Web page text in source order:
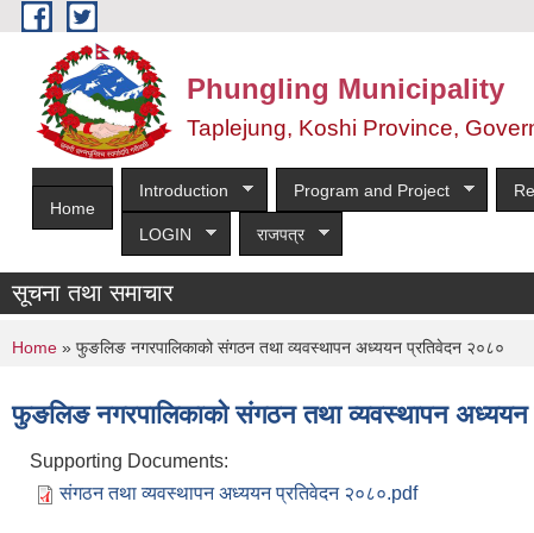
Skip to main content
Phungling Municipality
Taplejung, Koshi Province,
Home
Introduction Program and Project
LOGIN राजपत्र
सूचना तथा समाचार
You are here
Home » फुङलिङ नगरपालिकाको संगठन तथा व्यवस्थापन अध्ययन प्रतिवेदन २०८०
फुङलिङ नगरपालिकाको संगठन तथा व्यवस्थापन
Supporting Documents:
संगठन तथा व्यवस्थापन अध्ययन प्रतिवेदन २०८०.pdf